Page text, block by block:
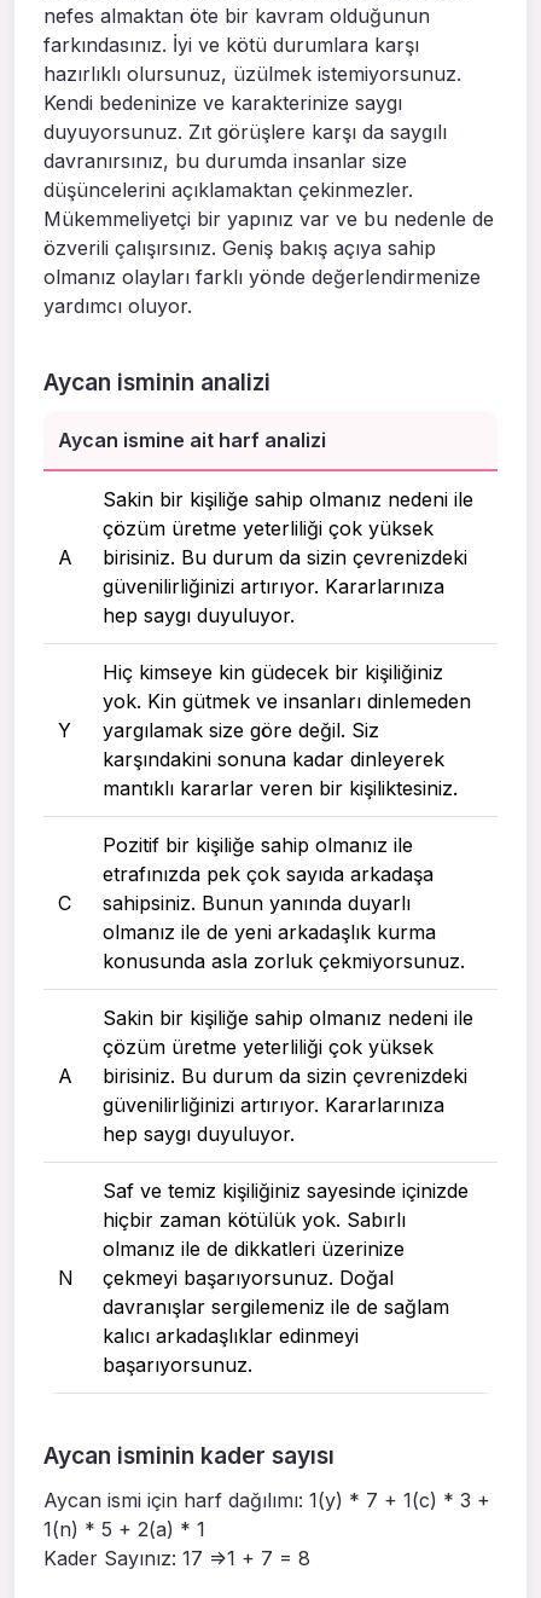
nefes almaktan öte bir kavram olduğunun
farkındasınız. İyi ve kötü durumlara karşı
hazırlıklı olursunuz, üzülmek istemiyorsunuz.
Kendi bedeninize ve karakterinize saygı
duyuyorsunuz. Zıt görüşlere karşı da saygılı
davranırsınız, bu durumda insanlar size
düşüncelerini açıklamaktan çekinmezler.
Mükemmeliyetçi bir yapınız var ve bu nedenle de
özverili çalışırsınız. Geniş bakış açıya sahip
olmanız olayları farklı yönde değerlendirmenize
yardımcı oluyor.
Aycan isminin analizi
Aycan ismine ait harf analizi
A
Sakin bir kişiliğe sahip olmanız nedeni ile
çözüm üretme yeterliliği çok yüksek
birisiniz. Bu durum da sizin çevrenizdeki
güvenilirliğinizi artırıyor. Kararlarınıza
hep saygı duyuluyor.
Y
Hiç kimseye kin güdecek bir kişiliğiniz
yok. Kin gütmek ve insanları dinlemeden
yargılamak size göre değil. Siz
karşındakini sonuna kadar dinleyerek
mantıklı kararlar veren bir kişiliktesiniz.
C
Pozitif bir kişiliğe sahip olmanız ile
etrafınızda pek çok sayıda arkadaşa
sahipsiniz. Bunun yanında duyarlı
olmanız ile de yeni arkadaşlık kurma
konusunda asla zorluk çekmiyorsunuz.
A
Sakin bir kişiliğe sahip olmanız nedeni ile
çözüm üretme yeterliliği çok yüksek
birisiniz. Bu durum da sizin çevrenizdeki
güvenilirliğinizi artırıyor. Kararlarınıza
hep saygı duyuluyor.
N
Saf ve temiz kişiliğiniz sayesinde içinizde
hiçbir zaman kötülük yok. Sabırlı
olmanız ile de dikkatleri üzerinize
çekmeyi başarıyorsunuz. Doğal
davranışlar sergilemeniz ile de sağlam
kalıcı arkadaşlıklar edinmeyi
başarıyorsunuz.
Aycan isminin kader sayısı
Aycan ismi için harf dağılımı: 1(y) * 7 + 1(c) * 3 +
1(n) * 5 + 2(a) * 1
Kader Sayınız: 17 =>1 + 7 = 8